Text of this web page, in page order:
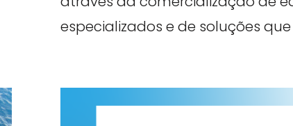
especializados e de soluções que